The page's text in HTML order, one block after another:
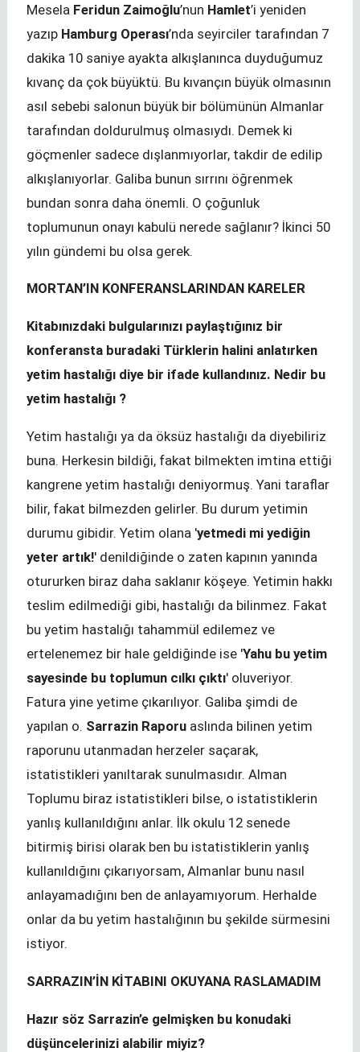
Mesela Feridun Zaimoğlu’nun Hamlet’i yeniden
yazıp Hamburg Operası’nda seyirciler tarafından 7
dakika 10 saniye ayakta alkışlanınca duyduğumuz
kıvanç da çok büyüktü. Bu kıvançın büyük olmasının
asıl sebebi salonun büyük bir bölümünün Almanlar
tarafından doldurulmuş olmasıydı. Demek ki
göçmenler sadece dışlanmıyorlar, takdir de edilip
alkışlanıyorlar. Galiba bunun sırrını öğrenmek
bundan sonra daha önemli. O çoğunluk
toplumunun onayı kabulü nerede sağlanır? İkinci 50
yılın gündemi bu olsa gerek.
MORTAN’IN KONFERANSLARINDAN KARELER
Kitabınızdaki bulgularınızı paylaştığınız bir
konferansta buradaki Türklerin halini anlatırken
yetim hastalığı diye bir ifade kullandınız. Nedir bu
yetim hastalığı ?
Yetim hastalığı ya da öksüz hastalığı da diyebiliriz
buna. Herkesin bildiği, fakat bilmekten imtina ettiği
kangrene yetim hastalığı deniyormuş. Yani taraflar
bilir, fakat bilmezden gelirler. Bu durum yetimin
durumu gibidir. Yetim olana 'yetmedi mi yediğin
yeter artık!' denildiğinde o zaten kapının yanında
otururken biraz daha saklanır köşeye. Yetimin hakkı
teslim edilmediği gibi, hastalığı da bilinmez. Fakat
bu yetim hastalığı tahammül edilemez ve
ertelenemez bir hale geldiğinde ise 'Yahu bu yetim
sayesinde bu toplumun cılkı çıktı' oluveriyor.
Fatura yine yetime çıkarılıyor. Galiba şimdi de
yapılan o. Sarrazin Raporu aslında bilinen yetim
raporunu utanmadan herzeler saçarak,
istatistikleri yanıltarak sunulmasıdır. Alman
Toplumu biraz istatistikleri bilse, o istatistiklerin
yanlış kullanıldığını anlar. İlk okulu 12 senede
bitirmiş birisi olarak ben bu istatistiklerin yanlış
kullanıldığını çıkarıyorsam, Almanlar bunu nasıl
anlayamadığını ben de anlayamıyorum. Herhalde
onlar da bu yetim hastalığının bu şekilde sürmesini
istiyor.
SARRAZIN’İN KİTABINI OKUYANA RASLAMADIM
Hazır söz Sarrazin’e gelmişken bu konudaki
düşüncelerinizi alabilir miyiz?